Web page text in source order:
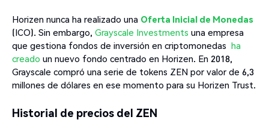
Horizen nunca ha realizado una Oferta Inicial de Monedas
(ICO). Sin embargo, Grayscale Investments una empresa
que gestiona fondos de inversión en criptomonedas ha
creado un nuevo fondo centrado en Horizen. En 2018,
Grayscale compró una serie de tokens ZEN por valor de 6,3
millones de dólares en ese momento para su Horizen Trust.
Historial de precios del ZEN